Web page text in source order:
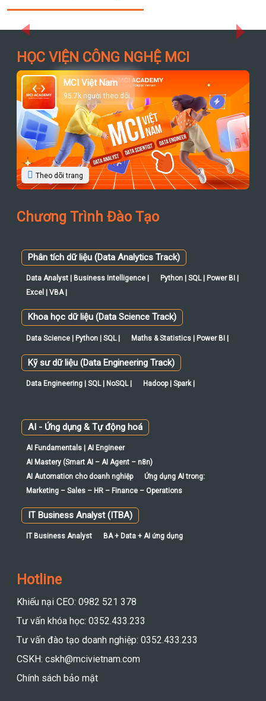
Previous
HỌC VIỆN CÔNG NGHỆ MCI
MCI Việt Nam
95.7k người theo dõi
Theo dõi trang
Chương Trình Đào Tạo
Phân tích dữ liệu (Data Analytics Track)
Data Analyst | Business Intelligence |
Python | SQL | Power BI |
Excel | VBA |
Khoa học dữ liệu (Data Science Track)
Data Science | Python | SQL | Maths & Statistics | Power BI |
Kỹ sư dữ liệu (Data Engineering Track)
Data Engineering | SQL | NoSQL | Hadoop | Spark |
AI - Ứng dụng & Tự động hoá
AI Fundamentals | AI Engineer
AI Mastery (Smart AI – AI Agent – n8n)
AI Automation cho doanh nghiệp
Ứng dụng AI trong:
Marketing – Sales – HR – Finance – Operations
IT Business Analyst (ITBA)
IT Business Analyst BA + Data + AI ứng dụng
Hotline
Khiếu nại CEO: 0982 521 378
Tư vấn khóa học: 0352.433.233
Tư vấn đào tạo doanh nghiệp: 0352.433.233
CSKH: cskh@mcivietnam.com
Chính sách bảo mật